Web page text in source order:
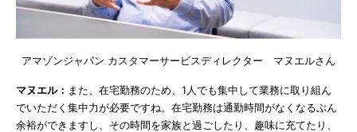
アマゾンジャパン カスタマーサービスディレクター マヌエルさん
マヌエル： また、在宅勤務のため、1人でも集中して業務に取り組ん
でいただく集中力が必要ですね。在宅勤務は通勤時間がなくなるぶん
余裕ができますし、その時間を家族と過ごしたり、趣味に充てたり、